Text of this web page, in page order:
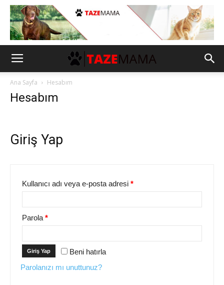
Ana Sayfa Hesabım
Hesabım
Giriş Yap
Kullanıcı adı veya e-posta adresi *
Parola *
Beni hatırla
Giriş Yap
Parolanızı mı unuttunuz?